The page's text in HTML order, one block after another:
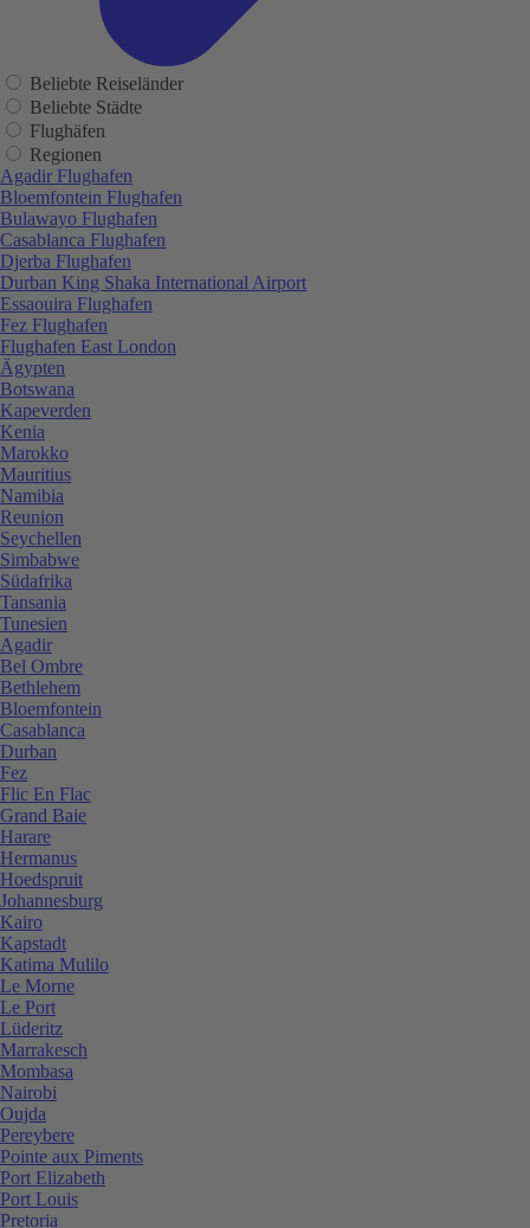
Beliebte Reiseländer
Beliebte Städte
Flughäfen
Regionen
Agadir Flughafen
Bloemfontein Flughafen
Bulawayo Flughafen
Casablanca Flughafen
Djerba Flughafen
Durban King Shaka International Airport
Essaouira Flughafen
Fez Flughafen
Flughafen East London
Ägypten
Botswana
Kapeverden
Kenia
Marokko
Mauritius
Namibia
Reunion
Seychellen
Simbabwe
Südafrika
Tansania
Tunesien
Agadir
Bel Ombre
Bethlehem
Bloemfontein
Casablanca
Durban
Fez
Flic En Flac
Grand Baie
Harare
Hermanus
Hoedspruit
Johannesburg
Kairo
Kapstadt
Katima Mulilo
Le Morne
Le Port
Lüderitz
Marrakesch
Mombasa
Nairobi
Oujda
Pereybere
Pointe aux Piments
Port Elizabeth
Port Louis
Pretoria